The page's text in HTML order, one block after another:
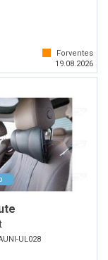
Forventes
19.08.2026
UL028